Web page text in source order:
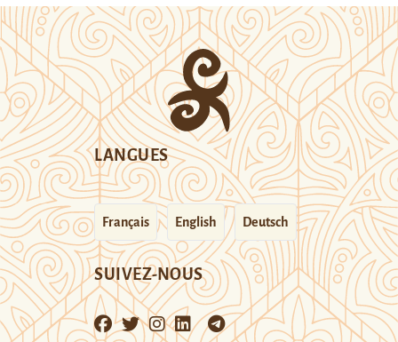
LANGUES
Français English Deutsch
SUIVEZ-NOUS